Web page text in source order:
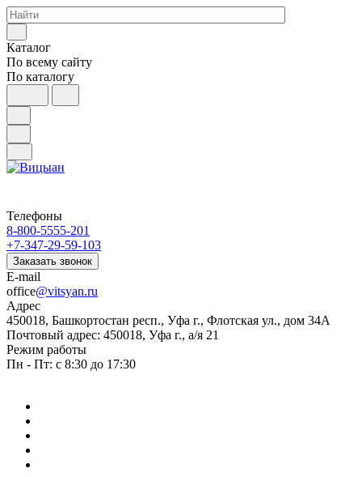
Каталог
По всему сайту
По каталогу
Телефоны
8-800-5555-201
+7-347-29-59-103
Заказать звонок
E-mail
office@vitsyan.ru
Адрес
450018, Башкортостан респ., Уфа г., Флотская ул., дом 34А
Почтовый адрес: 450018, Уфа г., а/я 21
Режим работы
Пн - Пт: с 8:30 до 17:30